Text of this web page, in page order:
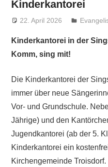
Kinderkantorei
22. April 2026 treffpunkt
Kinderkantorei in der
Komm, sing mit!
Die Kinderkantorei der
immer über neue
Vor- und Grundschule.
Jährige) und den
Jugendkantorei (ab der 5.
Kinderkantorei ein
Kirchengemeinde Troisdorf.